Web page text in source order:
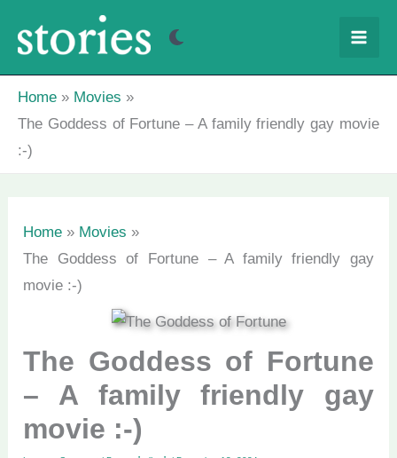
Home
Movies
The Goddess of Fortune – A family friendly gay movie
:-)
Home
Movies
The Goddess of Fortune – A family friendly gay
movie :-)
The Goddess of Fortune
– A family friendly gay
movie :-)